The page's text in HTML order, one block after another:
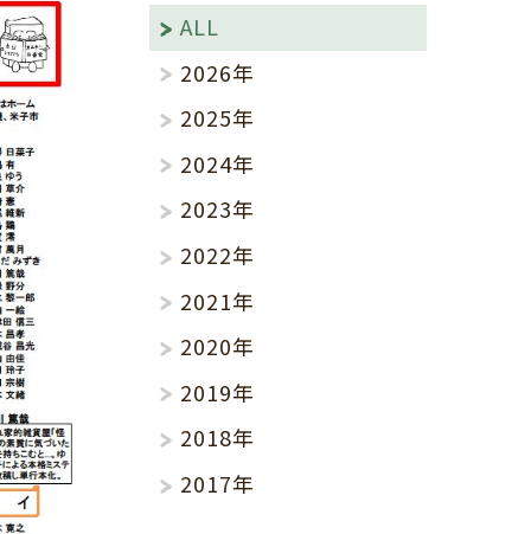
ALL
2026年
2025年
2024年
2023年
2022年
2021年
2020年
2019年
2018年
2017年